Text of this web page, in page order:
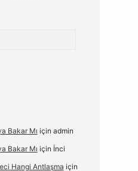
Bakar Mı için admin
Bakar Mı için İnci
Hangi Antlaşma için